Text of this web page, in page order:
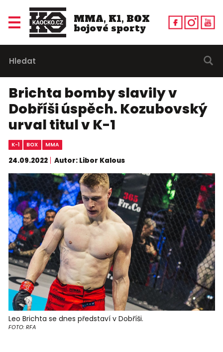
MMA, K1, BOX
bojové sporty
Brichta bomby slavily v
Dobříši úspěch. Kozubovský
urval titul v K-1
K-1 BOX MMA
24.09.2022 Autor: Libor Kalous
Leo Brichta se dnes představí v Dobříši.
FOTO: RFA